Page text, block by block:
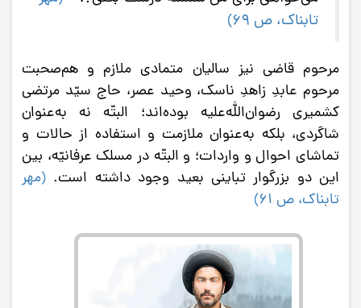
تابناک، ص 69
)
مرحوم قاضی نیز سالیان متمادی ملازم و هم‌صحبت
مرحوم عابدِ زاهدِ ناسک، وحید عصر، حاج سیّد مرتضی
کشمیری رضوان‌الله‌علیه بوده‌اند؛ البتّه نه به‌عنوان
شاگردی، بلکه به‌عنوان ملازمت و استفاده از حالات و
تماشای احوال و واردات؛ و البتّه در مسلک عرفانیّه، بین
این دو بزرگوار تباینی بعید وجود داشته است. (مهر
تابناک، ص 61
)